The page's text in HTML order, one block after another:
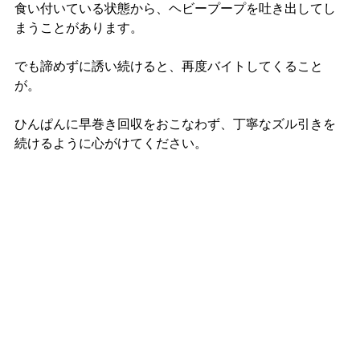
食い付いている状態から、ヘビープープを吐き出してし
まうことがあります。
でも諦めずに誘い続けると、再度バイトしてくること
が。
ひんぱんに早巻き回収をおこなわず、丁寧なズル引きを
続けるように心がけてください。